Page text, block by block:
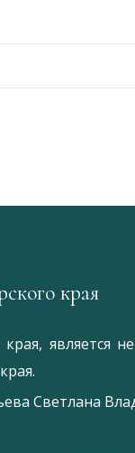
края
является
Светлана